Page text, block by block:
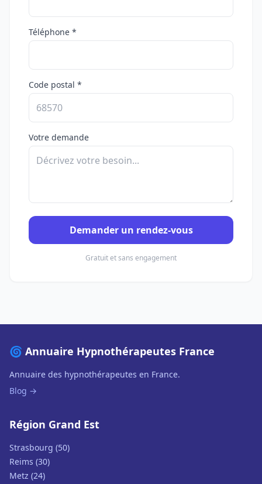
Téléphone *
Code postal *
Votre demande
Demander un rendez-vous
Gratuit et sans engagement
🌀 Annuaire Hypnothérapeutes France
Annuaire des hypnothérapeutes en France.
Blog →
Région Grand Est
Strasbourg (50)
Reims (30)
Metz (24)